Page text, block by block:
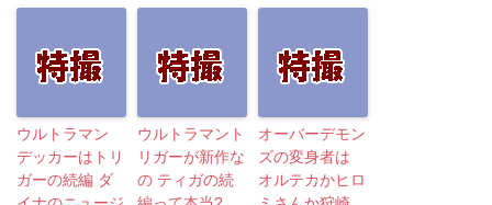
ウルトラマン
デッカーはトリ
ガーの続編 ダ
ウルトラマント
リガーが新作な
の ティガの続
オーバーデモン
ズの変身者は
オルテカかヒロ